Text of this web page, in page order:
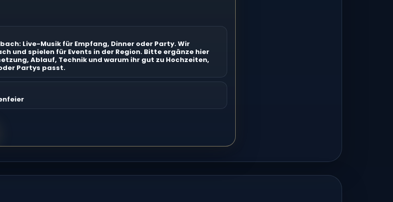
Live-Musik für Empfang, Dinner oder Party. Wir
und spielen für Events in der Region. Bitte ergänze hier
Ablauf, Technik und warum ihr gut zu Hochzeiten,
Partys passt.